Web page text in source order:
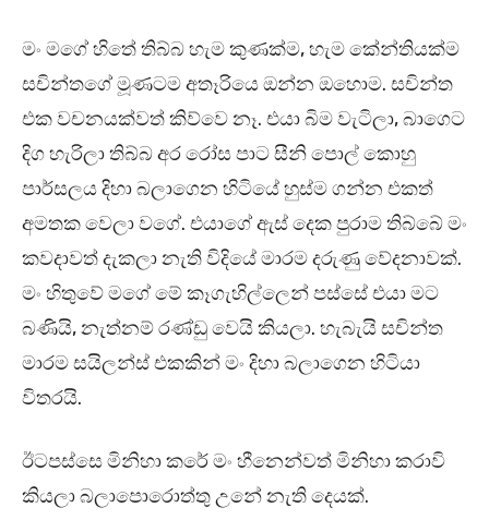
මං මගේ හිතේ තිබ්බ හැම කුණක්ම, හැම කේන්තියක්ම
සචින්තගේ මූණටම අතෑරියෙ ඔන්න ඔහොම. සචින්ත
එක වචනයක්වත් කිව්වෙ නෑ. එයා බිම වැටිලා, බාගෙට
දිග හැරිලා තිබ්බ අර රෝස පාට සීනි පොල් කොහු
පාර්සලය දිහා බලාගෙන හිටියේ හුස්ම ගන්න එකත්
අමතක වෙලා වගේ. එයාගේ ඇස් දෙක පුරාම තිබ්බේ මං
කවදාවත් දැකලා නැති විදියේ මාරම දරුණු වේදනාවක්.
මං හිතුවේ මගේ මේ කෑගැහිල්ලෙන් පස්සේ එයා මට
බණියි, නැත්නම් රණ්ඩු වෙයි කියලා. හැබැයි සචින්ත
මාරම සයිලන්ස් එකකින් මං දිහා බලාගෙන හිටියා
විතරයි.
ඊටපස්සෙ මිනිහා කරේ මං හීනෙන්වත් මිනිහා කරාවි
කියලා බලාපොරොත්තු උනේ නැති දෙයක්.